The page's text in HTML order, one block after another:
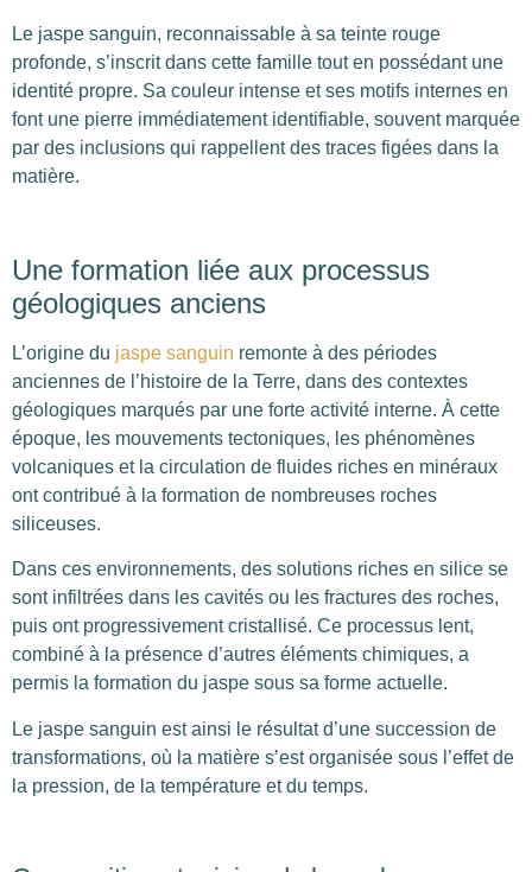
Le jaspe sanguin, reconnaissable à sa teinte rouge
profonde, s’inscrit dans cette famille tout en possédant une
identité propre. Sa couleur intense et ses motifs internes en
font une pierre immédiatement identifiable, souvent marquée
par des inclusions qui rappellent des traces figées dans la
matière.
Une formation liée aux processus
géologiques anciens
L’origine du jaspe sanguin remonte à des périodes
anciennes de l’histoire de la Terre, dans des contextes
géologiques marqués par une forte activité interne. À cette
époque, les mouvements tectoniques, les phénomènes
volcaniques et la circulation de fluides riches en minéraux
ont contribué à la formation de nombreuses roches
siliceuses.
Dans ces environnements, des solutions riches en silice se
sont infiltrées dans les cavités ou les fractures des roches,
puis ont progressivement cristallisé. Ce processus lent,
combiné à la présence d’autres éléments chimiques, a
permis la formation du jaspe sous sa forme actuelle.
Le jaspe sanguin est ainsi le résultat d’une succession de
transformations, où la matière s’est organisée sous l’effet de
la pression, de la température et du temps.